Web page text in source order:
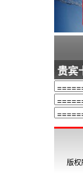
版权